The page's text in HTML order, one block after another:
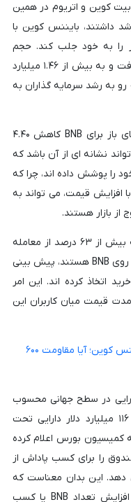
بیت کوین و اتریوم در همین
۰.۲۰ درصد و ۰.۹۶ درصد رشد داشتند، بایننس کوین با
را به خود جلب کند. حجم
معاملات این ارز نیز ۱۰.۶۷ درصد افزایش یافت و به بیش از ۱.۴۶ میلیارد
رو به رشد سرمایه گذاران به
در میان این تحولات، شاخص موقعیت های باز برای BNB کاهش ۴.۴۰
نشانه ای از آن باشد که
را پوشش داده اند، چرا که
افزایش قیمت، می تواند به
بازار هستند.
در همین حال، داده ها نشان می دهند که بیش از ۶۳ درصد از معامله
گران صرافی بایننس که دارای موقعیت باز روی BNB هستند، پیش بینی
اتخاذ کرده اند. این امر
قیمت میان کاربران این
چشم انداز صعودی بایننس کوین؛ آیا مقاومت ۶۰۰
در سطح جهانی محسوب
می شود و تا پایان ماه مارس بیش از ۱۱۶ میلیارد دلار دارایی تحت
بورس اعلام کرده
را برای کسب پاداش از
این بدان معناست که
دارایی های نگهداری شده می توانند به افزایش تعداد BNB یا کسب